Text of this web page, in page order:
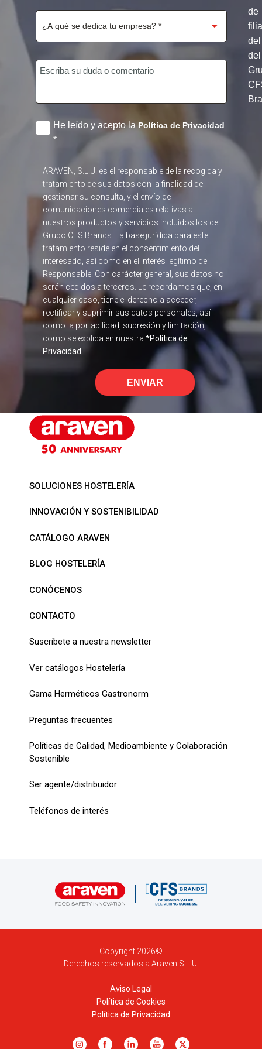
de
del
del
He leído y acepto laPolítica de Privacidad
*
ARAVEN, S.L.U. es el responsable de la recogida y
tratamiento de sus datos con la finalidad de
gestionar su consulta, y el envío de
comunicaciones comerciales relativas a
nuestros productos y servicios incluidos los del
Grupo CFS Brands. La base jurídica para este
tratamiento reside en el consentimiento del
interesado, así como en el interés legítimo del
Responsable. Con carácter general, sus datos no
serán cedidos a terceros. Le recordamos que, en
cualquier caso, tiene el derecho a acceder,
rectificar y suprimir sus datos personales, así
como la portabilidad, supresión y limitación,
como se explica en nuestra *Política de
Privacidad
ENVIAR
SOLUCIONES HOSTELERÍA
INNOVACIÓN Y SOSTENIBILIDAD
CATÁLOGO ARAVEN
BLOG HOSTELERÍA
CONÓCENOS
CONTACTO
Suscríbete a nuestra newsletter
Ver catálogos Hostelería
Gama Herméticos Gastronorm
Preguntas frecuentes
Políticas de Calidad, Medioambiente y Colaboración
Sostenible
Ser agente/distribuidor
Teléfonos de interés
Copyright 2026©
Derechos reservados a Araven S.L.U.
Aviso Legal
Política de Cookies
Política de Privacidad